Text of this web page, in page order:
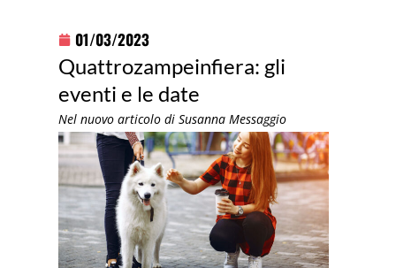
01/03/2023
Quattrozampeinfiera: gli
eventi e le date
Nel nuovo articolo di Susanna Messaggio